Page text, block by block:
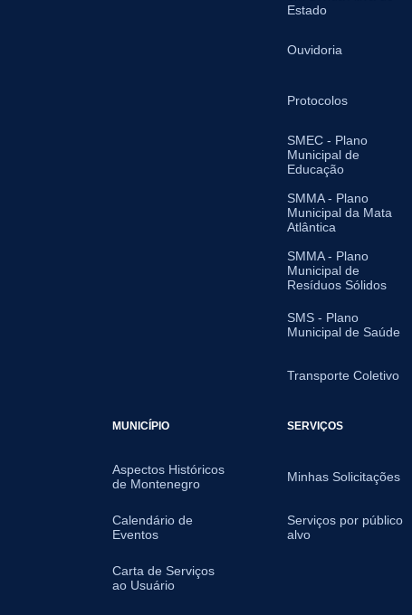
Estado
Ouvidoria
Protocolos
SMEC - Plano
Municipal de
Educação
SMMA - Plano
Municipal da Mata
Atlântica
SMMA - Plano
Municipal de
Resíduos Sólidos
SMS - Plano
Municipal de Saúde
Transporte Coletivo
MUNICÍPIO
Aspectos Históricos
de Montenegro
Calendário de
Eventos
Carta de Serviços
ao Usuário
SERVIÇOS
Minhas Solicitações
Serviços por público
alvo